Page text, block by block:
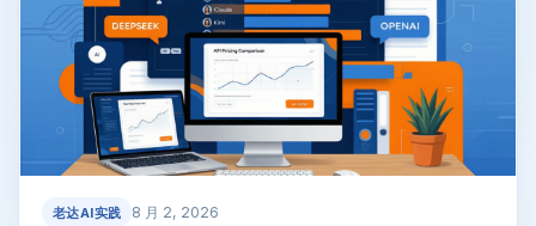
老达AI实践 8 月 2, 2026